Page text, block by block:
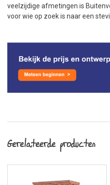
veelzijdige afmetingen is
voor wie op zoek is naar een
Gerelateerde producten